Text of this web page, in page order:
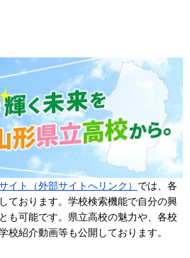
イト（外部サイトへリンク） では、各
ております。学校検索機能で自分の興
も可能です。県立高校の魅力や、各校
校紹介動画等も公開しております。